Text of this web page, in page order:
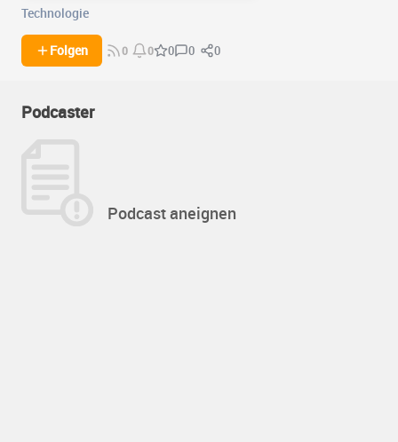
Technologie
Folgen 0 0 0 0 0
Podcaster
Podcast aneignen